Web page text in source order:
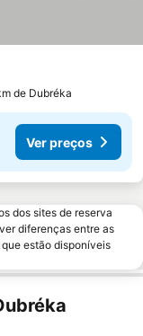
de Dubréka
Ver preços
dos sites de reserva
diferenças entre as
estão disponíveis